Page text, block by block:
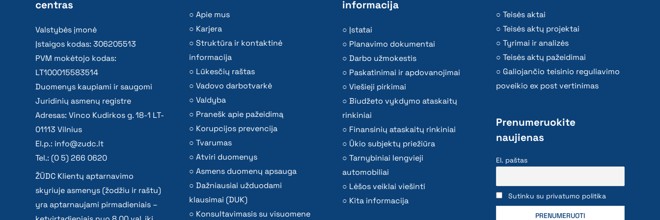
centras
Valstybės įmonė
Įstaigos kodas: 306205513
PVM mokėtojo kodas:
LT100015583514
Duomenys kaupiami ir saugomi
Juridinių asmenų registre
Adresas: Vinco Kudirkos g. 18-1 LT-
01113 Vilnius
El.p.: info@zudc.lt
Tel.: (0 5) 266 0620
ŽŪDC Klientų aptarnavimo
skyriuje asmenys (žodžiu ir raštu)
yra aptarnaujami pirmadieniais –
Apie mus
Karjera
Struktūra ir kontaktinė
informacija
Lūkesčių raštas
Vadovo darbotvarkė
Valdyba
Pranešk apie pažeidimą
Korupcijos prevencija
Tvarumas
Atviri duomenys
Asmens duomenų apsauga
Dažniausiai užduodami
klausimai (DUK)
Konsultavimasis su visuomene
informacija
Įstatai
Planavimo dokumentai
Darbo užmokestis
Paskatinimai ir apdovanojimai
Viešieji pirkimai
Biudžeto vykdymo ataskaitų
rinkiniai
Finansinių ataskaitų rinkiniai
Ūkio subjektų priežiūra
Tarnybiniai lengvieji
automobiliai
Lėšos veiklai viešinti
Kita informacija
Teisės aktai
Teisės aktų projektai
Tyrimai ir analizės
Teisės aktų pažeidimai
Galiojančio teisinio reguliavimo
poveikio ex post vertinimas
Prenumeruokite
naujienas
El. paštas
Sutinku su privatumo politika